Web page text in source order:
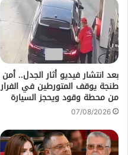
بعد انتشار فيديو أثار الجدل.. أمن
طنجة يوقف المتورطين في الفرار
من محطة وقود ويحجز السيارة
07/08/2026